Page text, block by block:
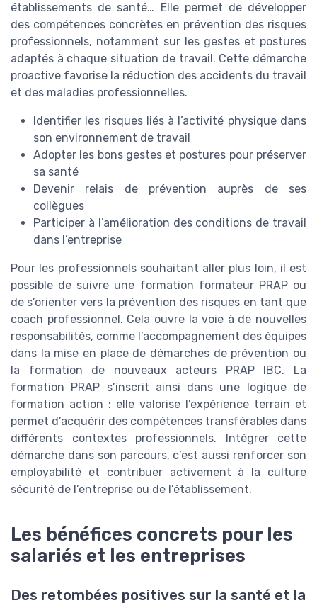
établissements de santé… Elle permet de développer
des compétences concrètes en prévention des risques
professionnels, notamment sur les gestes et postures
adaptés à chaque situation de travail. Cette démarche
proactive favorise la réduction des accidents du travail
et des maladies professionnelles.
Identifier les risques liés à l’activité physique dans
son environnement de travail
Adopter les bons gestes et postures pour préserver
sa santé
Devenir relais de prévention auprès de ses
collègues
Participer à l’amélioration des conditions de travail
dans l’entreprise
Pour les professionnels souhaitant aller plus loin, il est
possible de suivre une formation formateur PRAP ou
de s’orienter vers la prévention des risques en tant que
coach professionnel. Cela ouvre la voie à de nouvelles
responsabilités, comme l’accompagnement des équipes
dans la mise en place de démarches de prévention ou
la formation de nouveaux acteurs PRAP IBC. La
formation PRAP s’inscrit ainsi dans une logique de
formation action : elle valorise l’expérience terrain et
permet d’acquérir des compétences transférables dans
différents contextes professionnels. Intégrer cette
démarche dans son parcours, c’est aussi renforcer son
employabilité et contribuer activement à la culture
sécurité de l’entreprise ou de l’établissement.
Les bénéfices concrets pour les
salariés et les entreprises
Des retombées positives sur la santé et la